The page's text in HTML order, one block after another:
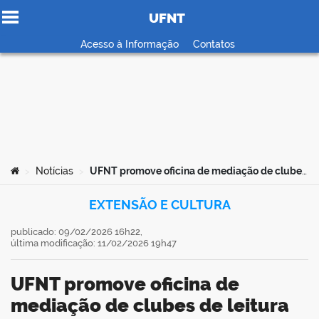
Ir para o conteúdo
UFNT
Acesso à Informação Contatos
Você está aqui:
Notícias UFNT promove oficina de mediação de clubes de leitura para alunos do PETZoo
EXTENSÃO E CULTURA
UFNT promove oficina de
mediação de clubes de leitura
publicado: 09/02/2026 16h22,
última modificação: 11/02/2026 19h47